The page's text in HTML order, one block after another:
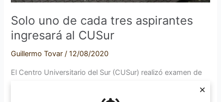
×
Solo uno de cada tres aspirantes
ingresará al CUSur
Guillermo Tovar/12/08/2020
El Centro Universitario del Sur (CUSur) realizó examen de
cuales se dividieron en cinco carreras distintas y